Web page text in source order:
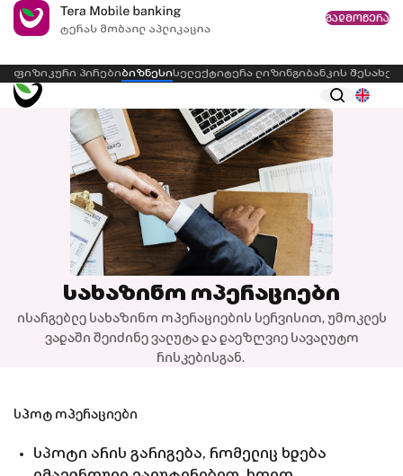
გადმოწერა
ფიზიკური პირებიბიზნესისელექტიტერა ლიზინგიბანკის შესახებ
სახაზინო ოპერაციები
ისარგებლე სახაზინო ოპერაციების სერვისით, უმოკლეს
ვადაში შეიძინე ვალუტა და დაეზღვიე სავალუტო
რისკებისგან.
სპოტ ოპერაციები
სპოტი არის გარიგება, რომელიც ხდება